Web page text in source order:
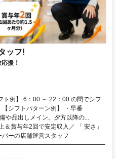
ッフ!
援！
ト例】 6：00 ～ 22：00 の間でシフ
シフトパターン例】 ・早番
や品出しメイン。夕方以降の...
＆賞与年2回で安定収入／ 「 安さ」
ーの店舗運営スタッフ